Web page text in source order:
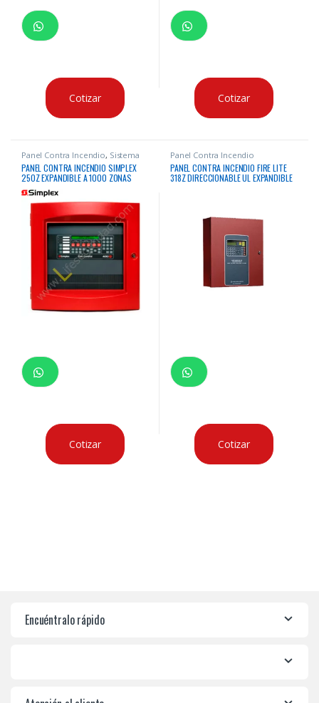
Cotizar Cotizar
Panel Contra Incendio, Sistema
Contra Incendio
PANEL CONTRA INCENDIO SIMPLEX
250Z EXPANDIBLE A 1000 ZONAS
IDNAC DIRECCIONABLE
Cotizar
Panel Contra Incendio
PANEL CONTRA INCENDIO FIRE LITE
318Z DIRECCIONABLE UL EXPANDIBLE
Cotizar
Encuéntralo rápido